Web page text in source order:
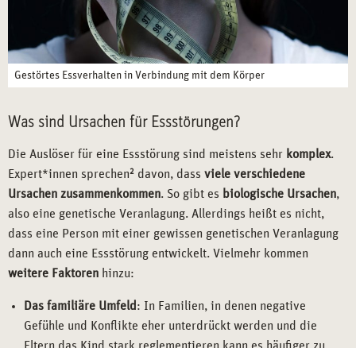
Gestörtes Essverhalten in Verbindung mit dem Körper
Was sind Ursachen für Essstörungen?
Die Auslöser für eine Essstörung sind meistens sehr komplex.
Expert*innen sprechen 2 davon, dass viele verschiedene
Ursachen zusammenkommen. So gibt es biologische Ursachen,
also eine genetische Veranlagung. Allerdings heißt es nicht,
dass eine Person mit einer gewissen genetischen Veranlagung
dann auch eine Essstörung entwickelt. Vielmehr kommen
weitere Faktoren hinzu:
Das familiäre Umfeld : In Familien, in denen negative
Gefühle und Konflikte eher unterdrückt werden und die
Eltern das Kind stark reglementieren kann es häufiger zu